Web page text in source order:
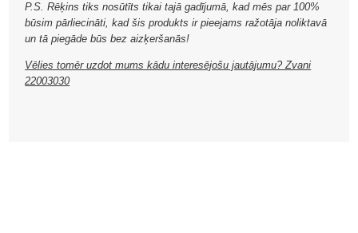
P.S. Rēķins tiks nosūtīts tikai tajā gadījumā, kad mēs par 100%
būsim pārliecināti, kad šis produkts ir pieejams ražotāja noliktavā
un tā piegāde būs bez aizķeršanās!
Vēlies tomēr uzdot mums kādu interesējošu jautājumu? Zvani
22003030